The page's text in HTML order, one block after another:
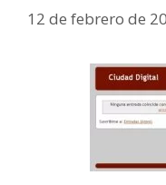
12 de febrero de